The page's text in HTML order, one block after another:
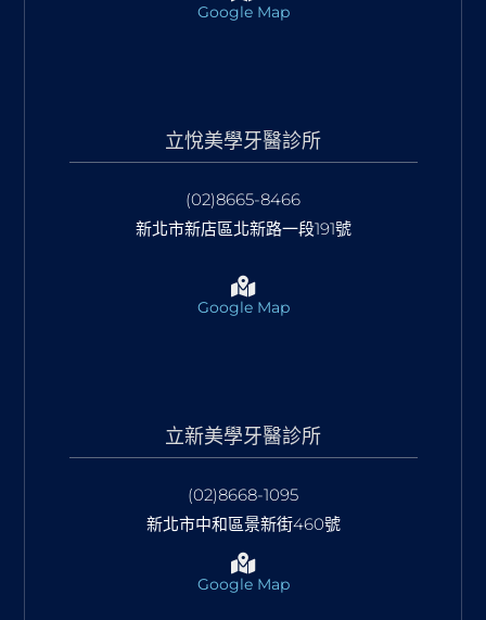
Google Map
立悅美學牙醫診所
(02)8665-8466
新北市新店區北新路一段191號
Google Map
立新美學牙醫診所
(02)8668-1095
新北市中和區景新街460號
Google Map